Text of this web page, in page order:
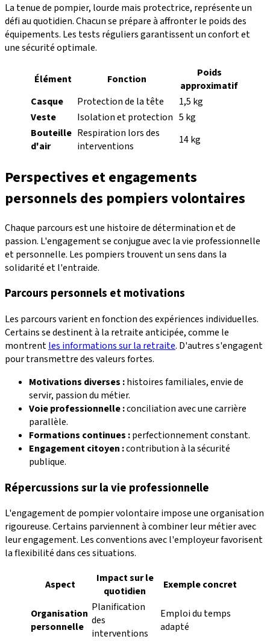
La tenue de pompier, lourde mais protectrice, représente un
défi au quotidien. Chacun se prépare à affronter le poids des
équipements. Les tests réguliers garantissent un confort et
une sécurité optimale.
Élément Fonction
Poids
approximatif
Casque
Protection de la tête
1,5 kg
Veste
Isolation et protection 5 kg
Bouteille
d'air
Respiration lors des
interventions
14 kg
Perspectives et engagements
personnels des pompiers volontaires
Chaque parcours est une histoire de détermination et de
passion. L'engagement se conjugue avec la vie professionnelle
et personnelle. Les pompiers trouvent un sens dans la
solidarité et l'entraide.
Parcours personnels et motivations
Les parcours varient en fonction des expériences individuelles.
Certains se destinent à la retraite anticipée, comme le
montrentles informations sur la retraite. D'autres s'engagent
pour transmettre des valeurs fortes.
Motivations diverses :histoires familiales, envie de
servir, passion du métier.
Voie professionnelle :conciliation avec une carrière
parallèle.
Formations continues :perfectionnement constant.
Engagement citoyen :contribution à la sécurité
publique.
Répercussions sur la vie professionnelle
L'engagement de pompier volontaire impose une organisation
rigoureuse. Certains parviennent à combiner leur métier avec
leur engagement. Les conventions avec l'employeur favorisent
la flexibilité dans ces situations.
Aspect
Impact sur le
quotidien
Exemple concret
Organisation
personnelle
Planification
des
interventions
Emploi du temps
adapté